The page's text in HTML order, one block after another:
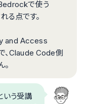
で使う
る点です。
and Access
、Claude Code側
いう受講